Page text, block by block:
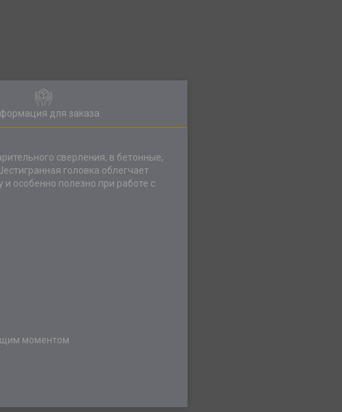
для заказа
сверления, в бетонные,
головка облегчает
особенно полезно при работе с
моментом